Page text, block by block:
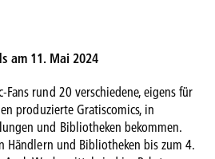
am 11. Mai 2024
rund 20 verschiedene, eigens für
produzierte Gratiscomics, in
und Bibliotheken bekommen.
Händlern und Bibliotheken bis zum 4.